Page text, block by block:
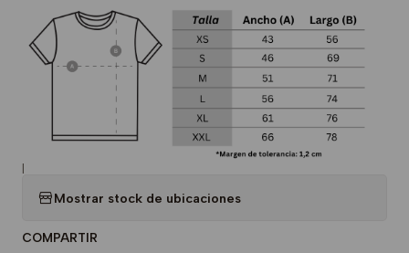
|
Mostrar stock de ubicaciones
COMPARTIR